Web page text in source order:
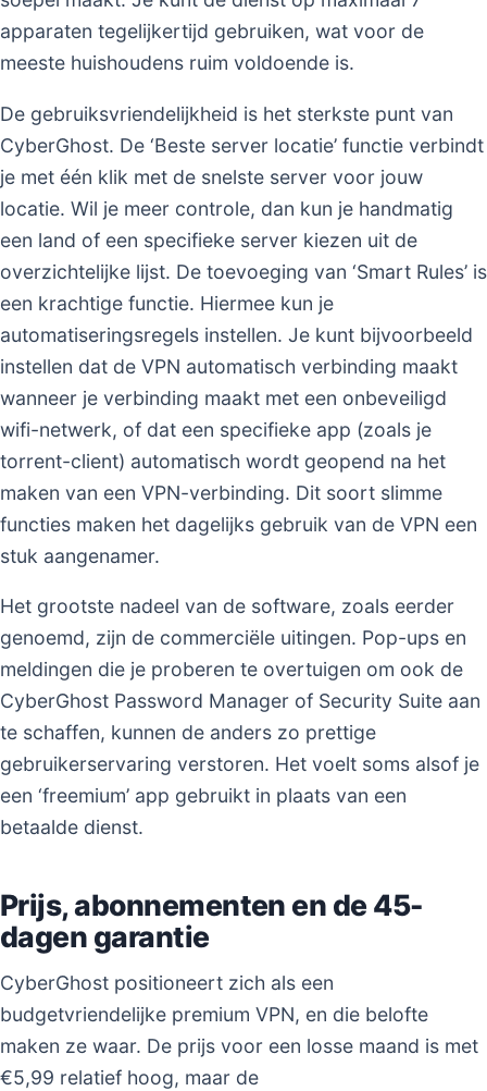
apparaten tegelijkertijd gebruiken, wat voor de
meeste huishoudens ruim voldoende is.
De gebruiksvriendelijkheid is het sterkste punt van
CyberGhost. De ‘Beste server locatie’ functie verbindt
je met één klik met de snelste server voor jouw
locatie. Wil je meer controle, dan kun je handmatig
een land of een specifieke server kiezen uit de
overzichtelijke lijst. De toevoeging van ‘Smart Rules’ is
een krachtige functie. Hiermee kun je
automatiseringsregels instellen. Je kunt bijvoorbeeld
instellen dat de VPN automatisch verbinding maakt
wanneer je verbinding maakt met een onbeveiligd
wifi-netwerk, of dat een specifieke app (zoals je
torrent-client) automatisch wordt geopend na het
maken van een VPN-verbinding. Dit soort slimme
functies maken het dagelijks gebruik van de VPN een
stuk aangenamer.
Het grootste nadeel van de software, zoals eerder
genoemd, zijn de commerciële uitingen. Pop-ups en
meldingen die je proberen te overtuigen om ook de
CyberGhost Password Manager of Security Suite aan
te schaffen, kunnen de anders zo prettige
gebruikerservaring verstoren. Het voelt soms alsof je
een ‘freemium’ app gebruikt in plaats van een
betaalde dienst.
Prijs, abonnementen en de 45-
dagen garantie
CyberGhost positioneert zich als een
budgetvriendelijke premium VPN, en die belofte
maken ze waar. De prijs voor een losse maand is met
€5,99 relatief hoog, maar de